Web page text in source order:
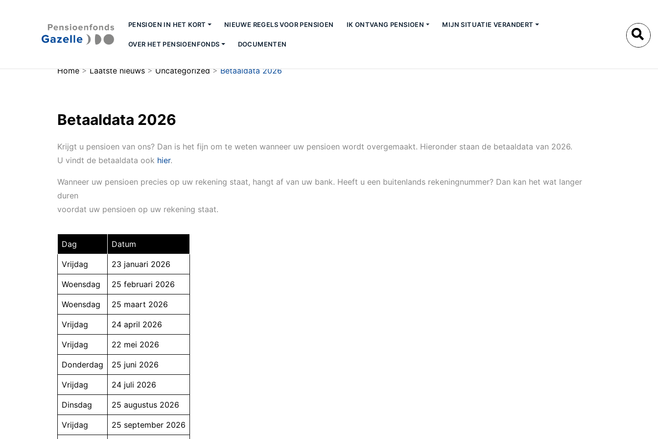
PENSIOEN IN HET KORT NIEUWE REGELS VOOR PENSIOEN IK ONTVANG PENSIOEN MIJN SITUATIE VERANDERT
OVER HET PENSIOENFONDS DOCUMENTEN
Home>Laatste nieuws>Uncategorized>Betaaldata 2026
Betaaldata 2026
Krijgt u pensioen van ons? Dan is het fijn om te weten wanneer uw pensioen wordt overgemaakt. Hieronder staan de betaaldata van 2026.
U vindt de betaaldata ook hier.
Wanneer uw pensioen precies op uw rekening staat, hangt af van uw bank. Heeft u een buitenlands rekeningnummer? Dan kan het wat langer
duren
voordat uw pensioen op uw rekening staat.
Dag Datum
Vrijdag 23 januari 2026
Woensdag 25 februari 2026
Woensdag 25 maart 2026
Vrijdag 24 april 2026
Vrijdag 22 mei 2026
Donderdag 25 juni 2026
Vrijdag 24 juli 2026
Dinsdag 25 augustus 2026
Vrijdag 25 september 2026